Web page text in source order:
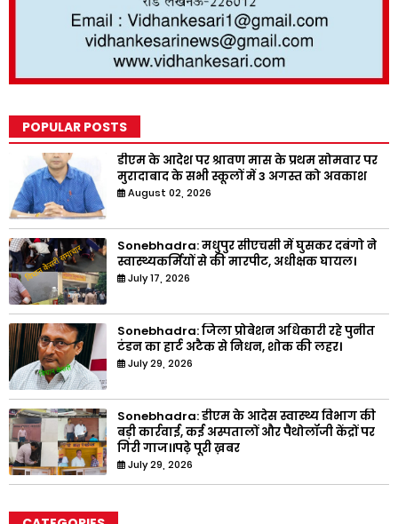
POPULAR POSTS
डीएम के आदेश पर श्रावण मास के प्रथम सोमवार पर
मुरादाबाद के सभी स्कूलों में 3 अगस्त को अवकाश
August 02, 2026
Sonebhadra: मधुपुर सीएचसी में घुसकर दबंगो ने
स्वास्थ्यकर्मियों से की मारपीट, अधीक्षक घायल।
July 17, 2026
Sonebhadra: जिला प्रोबेशन अधिकारी रहे पुनीत
टंडन का हार्ट अटैक से निधन, शोक की लहर।
July 29, 2026
Sonebhadra: डीएम के आदेस स्वास्थ्य विभाग की
बड़ी कार्रवाई, कई अस्पतालों और पैथोलॉजी केंद्रों पर
गिरी गाज।।पढ़े पूरी ख़बर
July 29, 2026